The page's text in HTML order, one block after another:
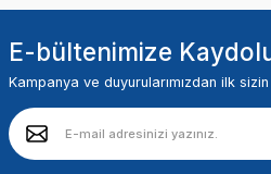
E-bültenimize
Kampanya ve duyurularımızdan ilk